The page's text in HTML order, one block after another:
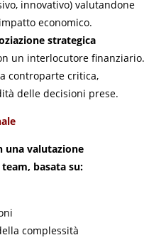
innovativo) valutandone
economico.
strategica
un interlocutore finanziario.
controparte critica,
delle decisioni prese.
una valutazione
basata su:
complessità